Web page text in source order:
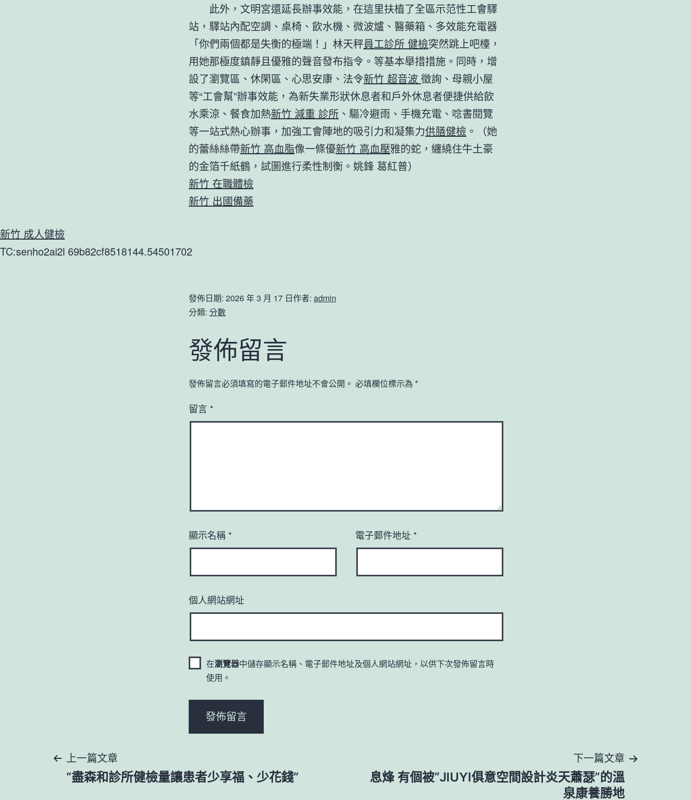
此外，文明宮還延長辦事效能，在這里扶植了全區示范性工會驛
站，驛站內配空調、桌椅、飲水機、微波爐、醫藥箱、多效能充電器
「你們兩個都是失衡的極端！」林天秤員工診所 健檢突然跳上吧檯，
用她那極度鎮靜且優雅的聲音發布指令。等基本舉措措施。同時，增
設了瀏覽區、休閑區、心思安康、法令新竹 超音波 徵詢、母親小屋
等“工會幫”辦事效能，為新失業形狀休息者和戶外休息者便捷供給飲
水乘涼、餐食加熱新竹 減重 診所 、驅冷避雨、手機充電、唸書閱覽
等一站式熱心辦事，加強工會陣地的吸引力和凝集力供膳健檢 。（她
的蕾絲絲帶新竹 高血脂像一條優新竹 高血壓雅的蛇，纏繞住牛土豪
的金箔千紙鶴，試圖進行柔性制衡。姚鋒 葛紅普）
新竹 在職體檢
新竹 出國備藥
新竹 成人健檢
TC:senho2ai2l 69b82cf8518144.54501702
發佈日期: 2026 年 3 月 17 日作者: admin
分類: 分數
發佈留言
發佈留言必須填寫的電子郵件地址不會公開。 必填欄位標示為 *
留言 *
顯示名稱 * 電子郵件地址 *
個人網站網址
在瀏覽器中儲存顯示名稱、電子郵件地址及個人網站網址，以供下次發佈留言時
使用。
文上一篇文章
“盡森和診所健檢量讓患者少享福、少花錢”
下一篇文章
息烽 有個被“JIUYI俱意空間設計炎天蕭瑟”的溫
泉康養勝地